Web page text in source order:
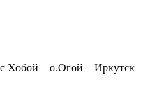
Хобой – о.Огой – Иркутск